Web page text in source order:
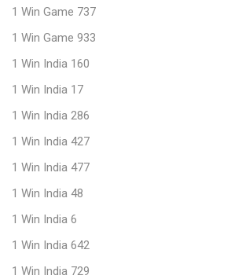
1 Win Game 737
1 Win Game 933
1 Win India 160
1 Win India 17
1 Win India 286
1 Win India 427
1 Win India 477
1 Win India 48
1 Win India 6
1 Win India 642
1 Win India 729